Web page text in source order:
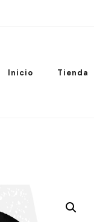
Inicio Tienda